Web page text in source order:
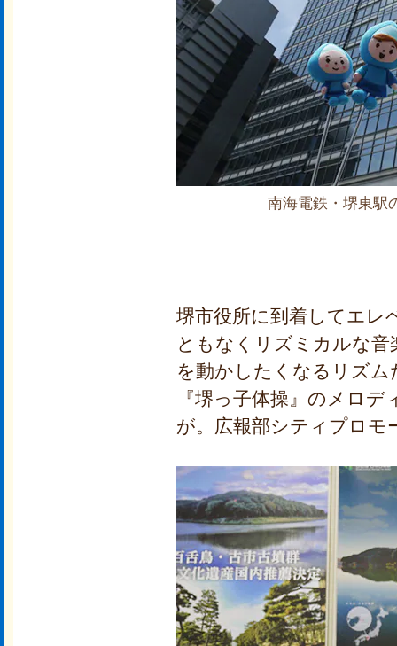
南海電鉄・堺東駅
堺市役所に到着してエレ
ともなくリズミカルな
を動かしたくなるリズ
『堺っ子体操』のメロ
が。広報部シティプロモ